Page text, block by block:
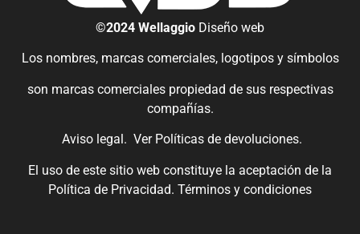
©2024 Wellaggio Diseño web
Los nombres, marcas comerciales, logotipos y símbolos
son marcas comerciales propiedad de sus respectivas
compañías.
Aviso legal. Ver Políticas de devoluciones.
El uso de este sitio web constituye la aceptación de la
Política de Privacidad. Términos y condiciones